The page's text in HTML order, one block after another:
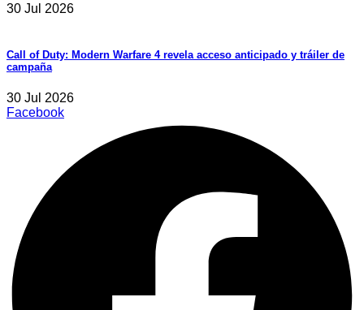
30 Jul 2026
Call of Duty: Modern Warfare 4 revela acceso anticipado y tráiler de
campaña
30 Jul 2026
Facebook